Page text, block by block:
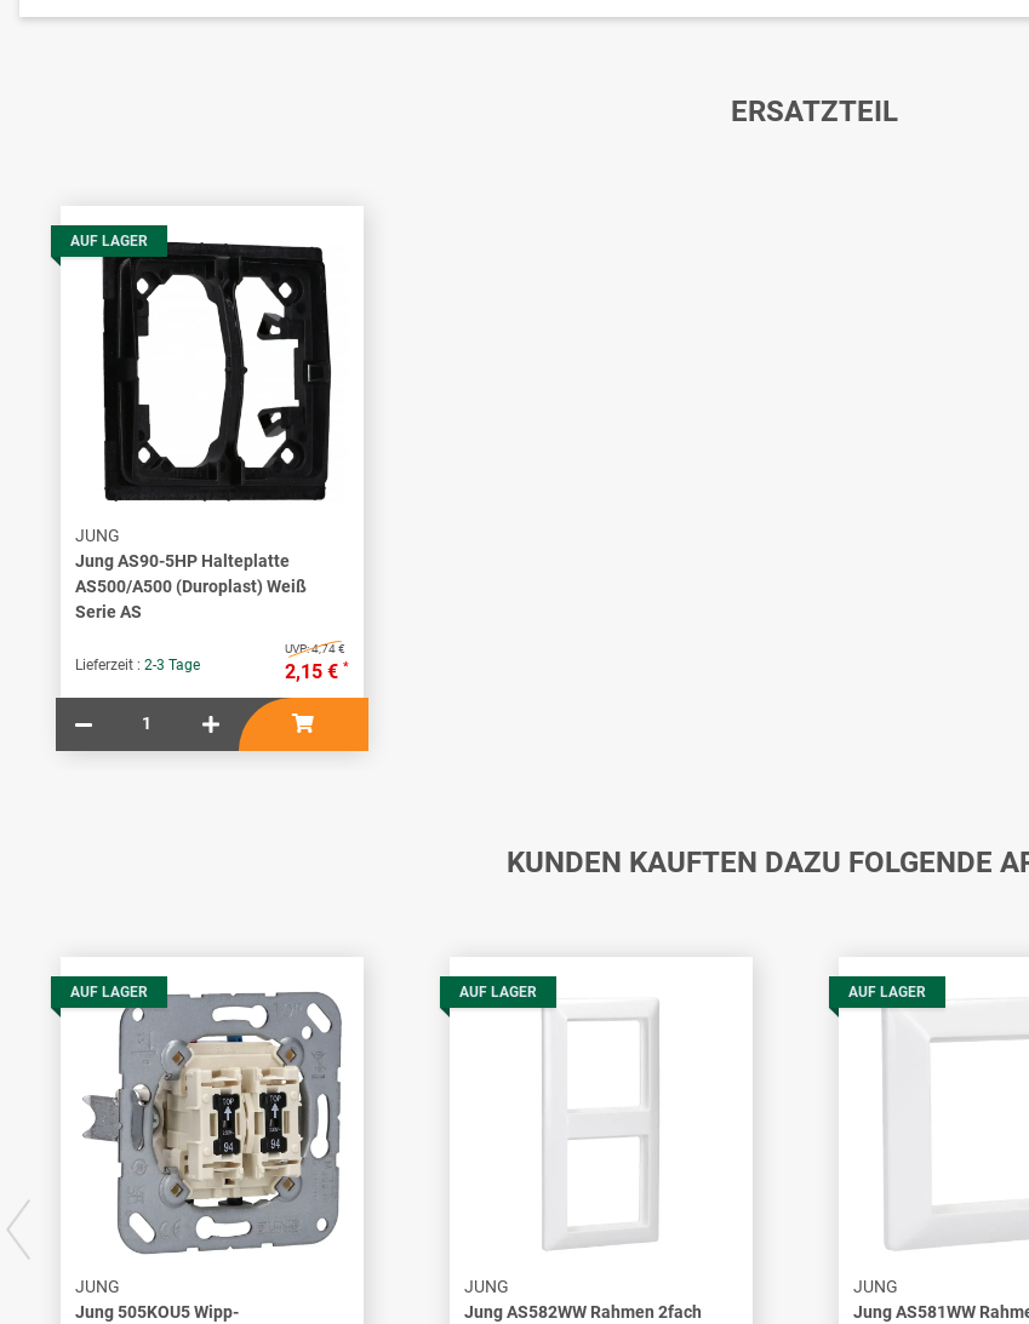
ERSATZTEIL
AUF LAGER
JUNG
Jung AS90-5HP Halteplatte
AS500/A500 (Duroplast) Weiß
Serie AS
Lieferzeit : 2-3 Tage
UVP:4,74 €
2,15 € *
KUNDEN KAUFTEN DAZU FOLGENDE
AUF LAGER
JUNG
Jung 505KOU5 Wipp-
AUF LAGER
JUNG
Jung AS582WW Rahmen 2fach
AUF LAGER
JUNG
Jung AS581WW